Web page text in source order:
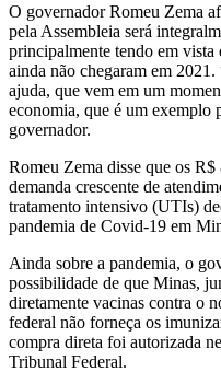
O governador Romeu Zema
pela Assembleia será
principalmente tendo em vista
ainda não chegaram em 2021.
ajuda, que vem em um
economia, que é um exemplo
governador.
Romeu Zema disse que os
demanda crescente de
tratamento intensivo (UTIs)
pandemia de Covid-19 em
Ainda sobre a pandemia, o
possibilidade de que Minas,
diretamente vacinas contra o
federal não forneça os
compra direta foi autorizada
Tribunal Federal.